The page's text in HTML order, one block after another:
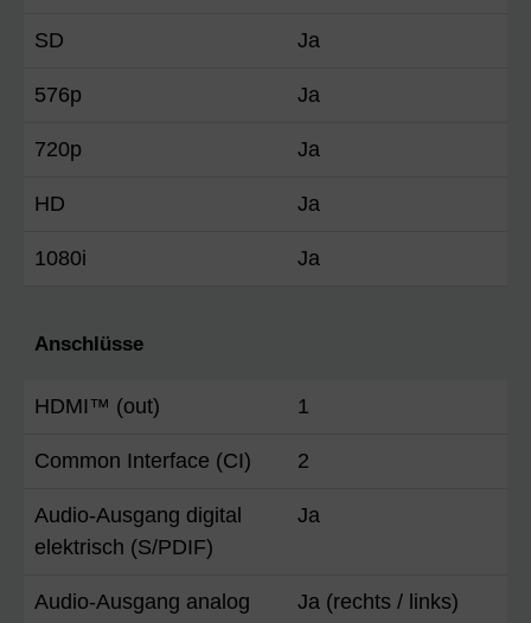
SD Ja
576p Ja
720p Ja
HD Ja
1080i Ja
Anschlüsse
HDMI™ (out) 1
Common Interface (CI) 2
Audio-Ausgang digital
elektrisch (S/PDIF)
Ja
Audio-Ausgang analog
Ja (rechts / links)